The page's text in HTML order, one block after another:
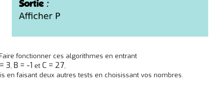
fonctionner ces algorithmes en entrant
3, B = -1 et C = 27,
en faisant deux autres tests en choisissant vos nombres.